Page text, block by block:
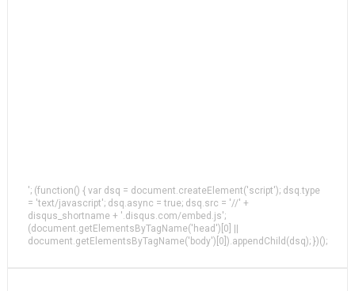
'; (function() { var dsq = document.createElement('script'); dsq.type
= 'text/javascript'; dsq.async = true; dsq.src = '//' +
disqus_shortname + '.disqus.com/embed.js';
(document.getElementsByTagName('head')[0] ||
document.getElementsByTagName('body')[0]).appendChild(dsq); })();